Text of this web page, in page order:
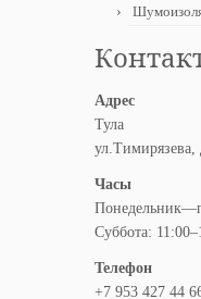
Адрес
Тула
ул.Тимирязева,
Часы
Суббота:
Телефон
+7 953 427 44